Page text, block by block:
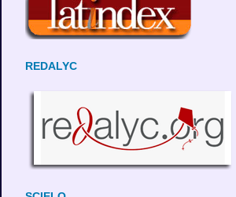
REDALYC